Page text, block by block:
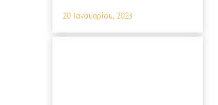
20 Ιανουαρίου, 2023